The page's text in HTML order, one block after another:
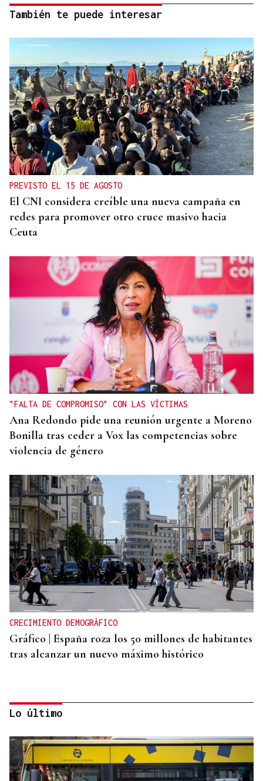
También te puede interesar
PREVISTO EL 15 DE AGOSTO
El CNI considera creíble una nueva campaña en
redes para promover otro cruce masivo hacia
Ceuta
"FALTA DE COMPROMISO" CON LAS VÍCTIMAS
Ana Redondo pide una reunión urgente a Moreno
Bonilla tras ceder a Vox las competencias sobre
violencia de género
CRECIMIENTO DEMOGRÁFICO
Gráfico | España roza los 50 millones de habitantes
tras alcanzar un nuevo máximo histórico
Lo último